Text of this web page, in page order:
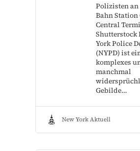
Polizisten an
Bahn Station
Central
Shutterstock
York Police
(NYPD) ist
komplexes
manchmal
Gebilde…
New York Aktuell